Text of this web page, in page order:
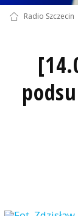
Radio Szczecin